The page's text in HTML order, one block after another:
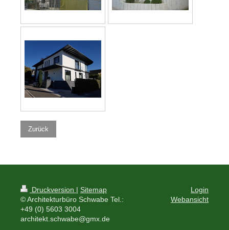
Zurück
Druckversion | Sitemap
© Architekturbüro Schwabe Tel.:
+49 (0) 5603 3004
architekt.schwabe@gmx.de
Login
Webansicht